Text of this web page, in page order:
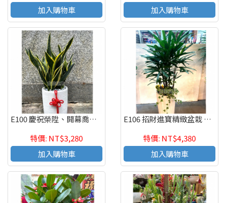
加入購物車
加入購物車
E100 慶祝榮陞、開幕喬遷、參展成功、招財進寶虎尾蘭盆栽
特價: NT$3,280
加入購物車
E106 招財進寶精緻盆栽 喬遷之喜 榮陞誌喜盆栽
特價: NT$4,380
加入購物車